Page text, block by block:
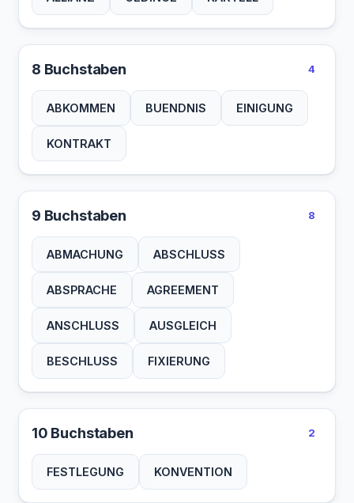
8 Buchstaben 4
ABKOMMEN BUENDNIS EINIGUNG
KONTRAKT
9 Buchstaben 8
ABMACHUNG ABSCHLUSS
ABSPRACHE AGREEMENT
ANSCHLUSS AUSGLEICH
BESCHLUSS FIXIERUNG
10 Buchstaben 2
FESTLEGUNG KONVENTION